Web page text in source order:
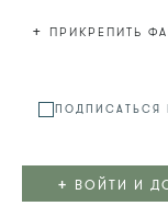
+ ПРИКРЕПИТЬ
ПОДПИСАТЬСЯ
+ ВОЙТИ И